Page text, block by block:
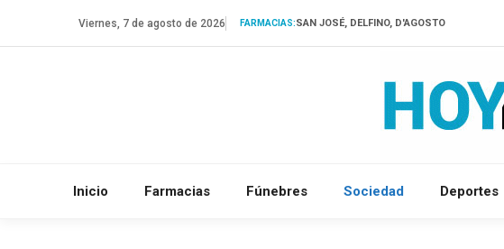
Viernes, 7 de agosto de 2026 FARMACIAS:SAN JOSÉ, DELFINO, D'AGOSTO
Inicio Farmacias Fúnebres Sociedad Deportes